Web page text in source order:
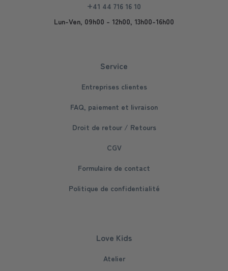
+41 44 716 16 10
Lun-Ven, 09h00 - 12h00, 13h00-16h00
Service
Entreprises clientes
FAQ, paiement et livraison
Droit de retour / Retours
CGV
Formulaire de contact
Politique de confidentialité
Love Kids
Atelier